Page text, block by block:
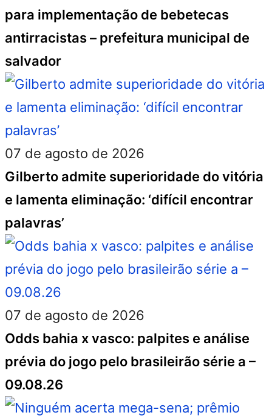
para implementação de bebetecas
antirracistas – prefeitura municipal de
salvador
07 de agosto de 2026
Gilberto admite superioridade do vitória
e lamenta eliminação: ‘difícil encontrar
palavras’
07 de agosto de 2026
Odds bahia x vasco: palpites e análise
prévia do jogo pelo brasileirão série a –
09.08.26